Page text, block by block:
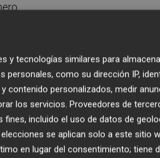
y merecido la victoria",
tirado "una vez" y que su
en su justa medida: "La
somos muy duros, competimos
franjiverde que, no obstante la
de empate, achacando
tenido") pero también a la labor
tecnologías similares para
como su dirección IP,
contenido personalizados, medir
los servicios. Proveedores de
incluido el uso de datos de
se aplican solo a este sitio
en lugar del consentimiento; tiene